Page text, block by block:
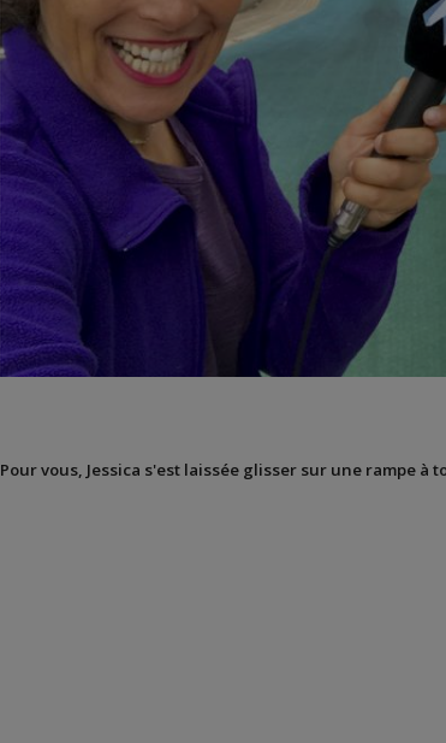
Pour vous, Jessica s'est laissée glisser sur une rampe à